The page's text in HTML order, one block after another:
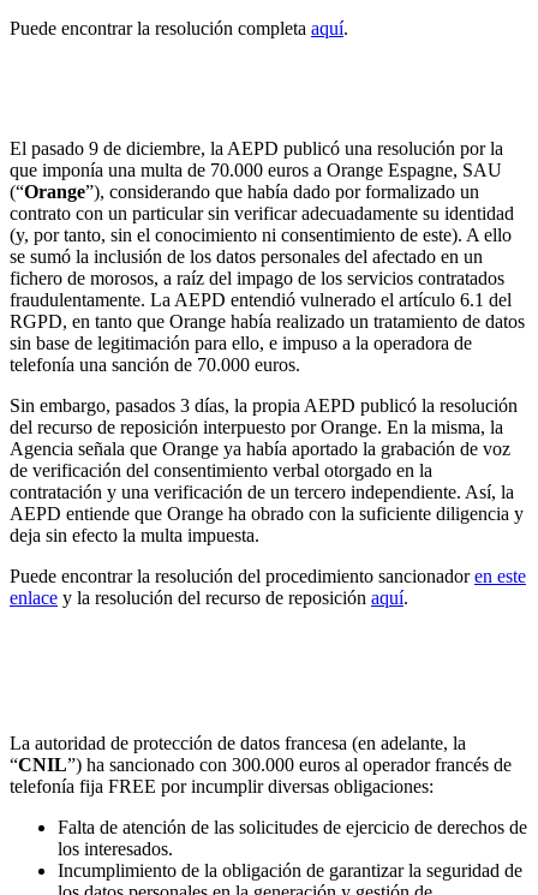
Puede encontrar la resolución completa aquí.
El pasado 9 de diciembre, la AEPD publicó una resolución por la
que imponía una multa de 70.000 euros a Orange Espagne, SAU
(“Orange”), considerando que había dado por formalizado un
contrato con un particular sin verificar adecuadamente su identidad
(y, por tanto, sin el conocimiento ni consentimiento de este). A ello
se sumó la inclusión de los datos personales del afectado en un
fichero de morosos, a raíz del impago de los servicios contratados
fraudulentamente. La AEPD entendió vulnerado el artículo 6.1 del
RGPD, en tanto que Orange había realizado un tratamiento de datos
sin base de legitimación para ello, e impuso a la operadora de
telefonía una sanción de 70.000 euros.
Sin embargo, pasados 3 días, la propia AEPD publicó la resolución
del recurso de reposición interpuesto por Orange. En la misma, la
Agencia señala que Orange ya había aportado la grabación de voz
de verificación del consentimiento verbal otorgado en la
contratación y una verificación de un tercero independiente. Así, la
AEPD entiende que Orange ha obrado con la suficiente diligencia y
deja sin efecto la multa impuesta.
Puede encontrar la resolución del procedimiento sancionadoren este
enlace y la resolución del recurso de reposición aquí.
La autoridad de protección de datos francesa (en adelante, la
“CNIL”) ha sancionado con 300.000 euros al operador francés de
telefonía fija FREE por incumplir diversas obligaciones:
Falta de atención de las solicitudes de ejercicio de derechos de
los interesados.
Incumplimiento de la obligación de garantizar la seguridad de